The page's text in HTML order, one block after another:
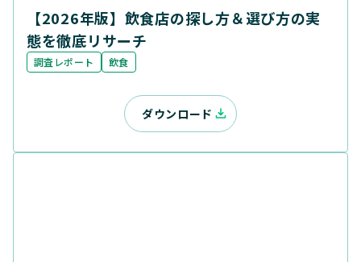
【2026年版】飲食店の探し方＆選び方の実
態を徹底リサーチ
調査レポート 飲食
ダウンロード